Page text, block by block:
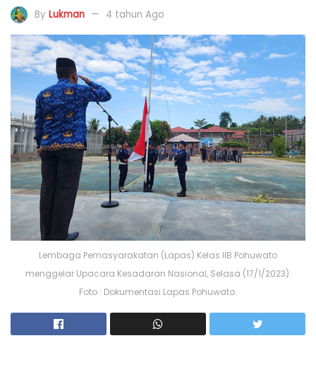
By Lukman 4 tahun Ago
Lembaga Pemasyarakatan (Lapas) Kelas IIB Pohuwato
menggelar Upacara Kesadaran Nasional, Selasa (17/1/2023).
Foto : Dokumentasi Lapas Pohuwato.